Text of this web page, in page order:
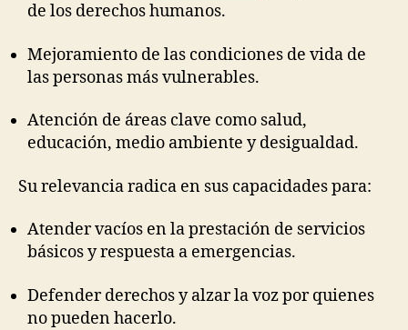
de los derechos humanos.
Mejoramiento de las condiciones de vida de
las personas más vulnerables.
Atención de áreas clave como salud,
educación, medio ambiente y desigualdad.
Su relevancia radica en sus capacidades para:
Atender vacíos en la prestación de servicios
básicos y respuesta a emergencias.
Defender derechos y alzar la voz por quienes
no pueden hacerlo.